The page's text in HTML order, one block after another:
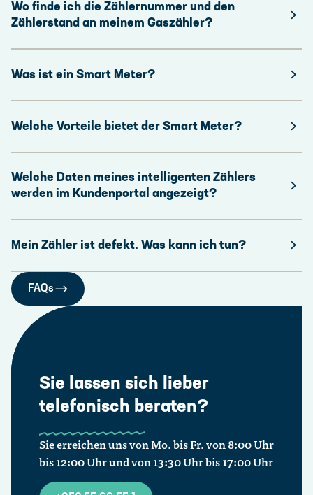
Wo finde ich die Zählernummer und den
Zählerstand an meinem Gaszähler?
Was ist ein Smart Meter?
Welche Vorteile bietet der Smart Meter?
Welche Daten meines intelligenten Zählers
werden im Kundenportal angezeigt?
Mein Zähler ist defekt. Was kann ich tun?
FAQs
Sie lassen sich lieber
telefonisch beraten?
Sie erreichen uns von Mo. bis Fr. von 8:00 Uhr
bis 12:00 Uhr und von 13:30 Uhr bis 17:00 Uhr